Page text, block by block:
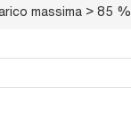
massima > 85 %